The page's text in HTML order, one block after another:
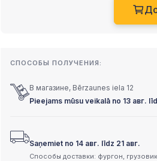
СПОСОБЫ ПОЛУЧЕНИЯ:
В магазине, Bērzaunes iela 12
Pieejams mūsu veikalā no 13 авг.
Saņemiet no 14 авг. līdz 21 авг.
Способы доставки: фургон,